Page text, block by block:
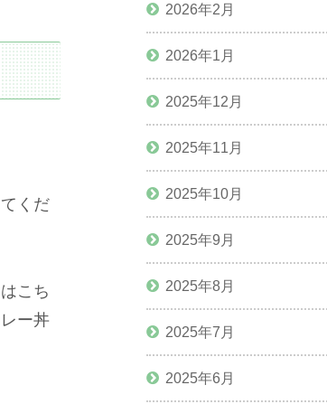
くだ
こち
ー丼
2026年2月
2026年1月
2025年12月
2025年11月
2025年10月
2025年9月
2025年8月
2025年7月
2025年6月